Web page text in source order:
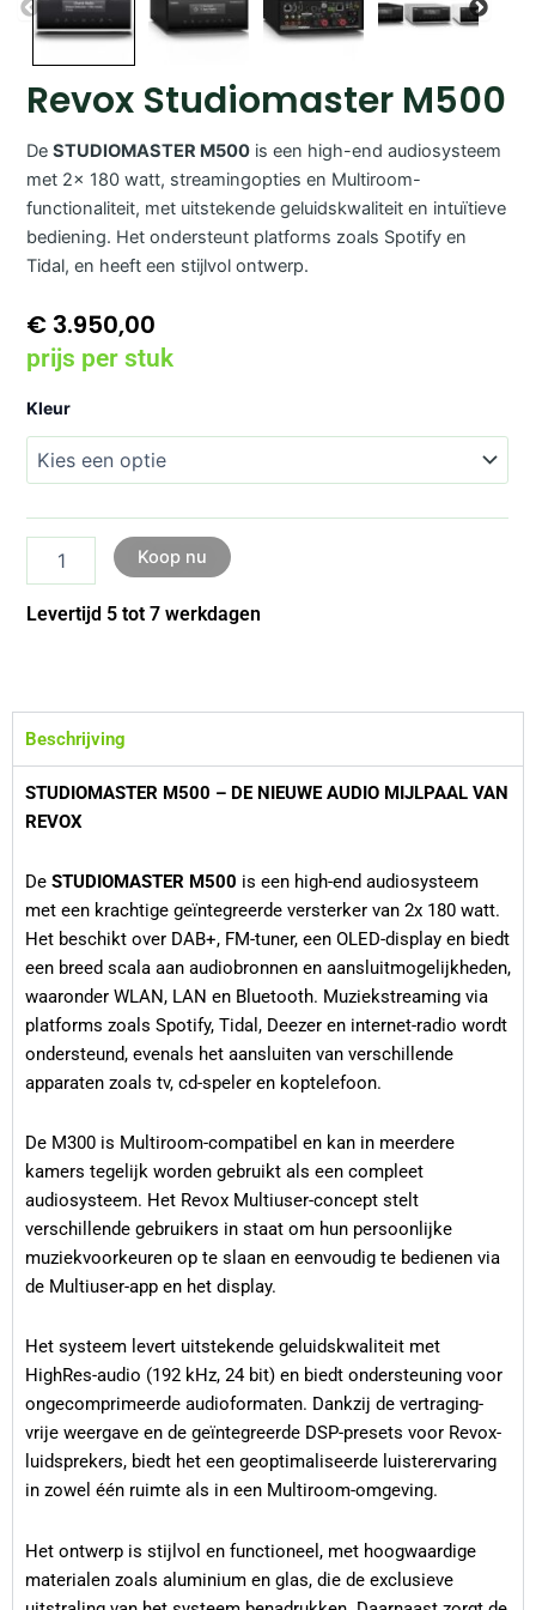
Revox Studiomaster M500
DeSTUDIOMASTER M500 is een high-end audiosysteem
met 2x 180 watt, streamingopties en Multiroom-
functionaliteit, met uitstekende geluidskwaliteit en intuïtieve
bediening. Het ondersteunt platforms zoals Spotify en
Tidal, en heeft een stijlvol ontwerp.
€ 3.950,00
prijs per stuk
Kleur
Revox
M500
aantal
Koop nu
Levertijd 5 tot 7 werkdagen
Beschrijving
STUDIOMASTER M500 – DE NIEUWE AUDIO MIJLPAAL VAN
REVOX
De STUDIOMASTER M500 is een high-end audiosysteem
met een krachtige geïntegreerde versterker van 2x 180 watt.
Het beschikt over DAB+, FM-tuner, een OLED-display en biedt
een breed scala aan audiobronnen en aansluitmogelijkheden,
waaronder WLAN, LAN en Bluetooth. Muziekstreaming via
platforms zoals Spotify, Tidal, Deezer en internet-radio wordt
ondersteund, evenals het aansluiten van verschillende
apparaten zoals tv, cd-speler en koptelefoon.
De M300 is Multiroom-compatibel en kan in meerdere
kamers tegelijk worden gebruikt als een compleet
audiosysteem. Het Revox Multiuser-concept stelt
verschillende gebruikers in staat om hun persoonlijke
muziekvoorkeuren op te slaan en eenvoudig te bedienen via
de Multiuser-app en het display.
Het systeem levert uitstekende geluidskwaliteit met
HighRes-audio (192 kHz, 24 bit) en biedt ondersteuning voor
ongecomprimeerde audioformaten. Dankzij de vertraging-
vrije weergave en de geïntegreerde DSP-presets voor Revox-
luidsprekers, biedt het een geoptimaliseerde luisterervaring
in zowel één ruimte als in een Multiroom-omgeving.
Het ontwerp is stijlvol en functioneel, met hoogwaardige
materialen zoals aluminium en glas, die de exclusieve